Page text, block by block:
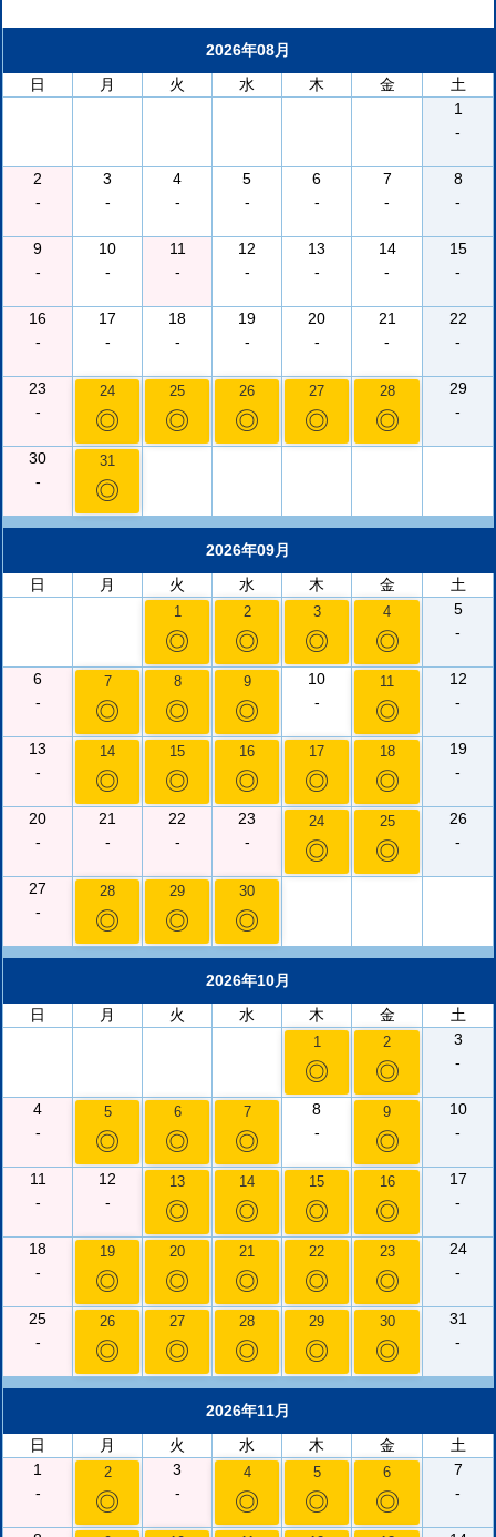
2026年08月
日
月 火 水 木 金
土
1
-
2
-
3
-
4
-
5
-
6
-
7
-
8
-
9
-
10
-
11
-
12
-
13
-
14
-
15
-
16
-
17
-
18
-
19
-
20
-
21
-
22
-
23
-
24
◎
25
◎
26
◎
27
◎
28
◎
29
-
30
-
31
◎
2026年09月
日
月 火 水 木 金 土
1
◎
2
◎
3
◎
4
◎
5
-
6
-
7
◎
8
◎
9
◎
10
-
11
◎
12
-
13
-
14
◎
15
◎
16
◎
17
◎
18
◎
19
-
20
-
21
-
22
-
23
-
24
◎
25
◎
26
-
27
-
28
◎
29
◎
30
◎
2026年10月
日
月 火 水 木 金 土
1
◎
2
◎
3
-
4
-
5
◎
6
◎
7
◎
8
-
9
◎
10
-
11
-
12
-
13
◎
14
◎
15
◎
16
◎
17
-
18
-
19
◎
20
◎
21
◎
22
◎
23
◎
24
-
25
-
26
◎
27
◎
28
◎
29
◎
30
◎
31
-
2026年11月
日
月 火 水 木 金
土
1
-
2
◎
3
-
4
◎
5
◎
6
◎
7
-